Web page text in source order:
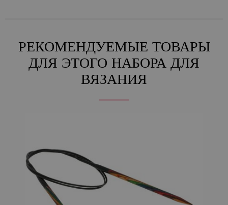
РЕКОМЕНДУЕМЫЕ ТОВАРЫ
ДЛЯ ЭТОГО НАБОРА ДЛЯ
ВЯЗАНИЯ